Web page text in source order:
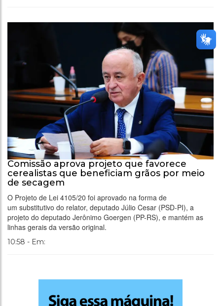
Comissão aprova projeto que favorece
cerealistas que beneficiam grãos por meio
de secagem
O Projeto de Lei 4105/20 foi aprovado na forma de
um substitutivo do relator, deputado Júlio Cesar (PSD-PI), a
projeto do deputado Jerônimo Goergen (PP-RS), e mantém as
linhas gerais da versão original.
10:58 - Em: